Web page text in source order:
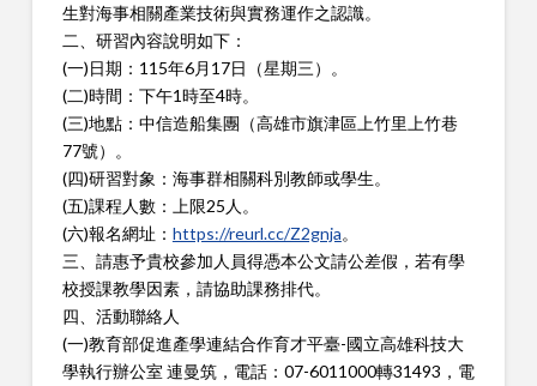
生對海事相關產業技術與實務運作之認識。
二、研習內容說明如下：
(一)日期：115年6月17日（星期三）。
(二)時間：下午1時至4時。
(三)地點：中信造船集團（高雄市旗津區上竹里上竹巷
77號）。
(四)研習對象：海事群相關科別教師或學生。
(五)課程人數：上限25人。
(六)報名網址： https://reurl.cc/Z2gnja。
三、請惠予貴校參加人員得憑本公文請公差假，若有學
校授課教學因素，請協助課務排代。
四、活動聯絡人
(一)教育部促進產學連結合作育才平臺-國立高雄科技大
學執行辦公室 連曼筑，電話：07-6011000轉31493，電